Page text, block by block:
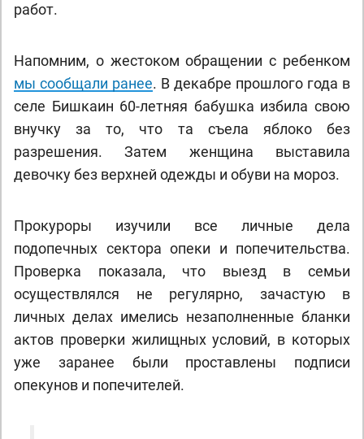
работ.
Напомним, о жестоком обращении с ребенком
мы сообщали ранее. В декабре прошлого года в
селе Бишкаин 60-летняя бабушка избила свою
внучку за то, что та съела яблоко без
разрешения. Затем женщина выставила
девочку без верхней одежды и обуви на мороз.
Прокуроры изучили все личные дела
подопечных сектора опеки и попечительства.
Проверка показала, что выезд в семьи
осуществлялся не регулярно, зачастую в
личных делах имелись незаполненные бланки
актов проверки жилищных условий, в которых
уже заранее были проставлены подписи
опекунов и попечителей.